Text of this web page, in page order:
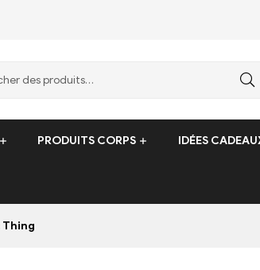
PRODUITS CORPS IDÉES
Thing